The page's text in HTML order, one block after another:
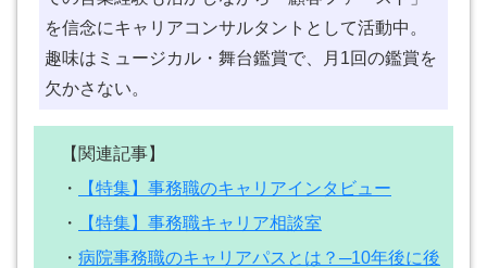
を信念にキャリアコンサルタントとして活動中。
趣味はミュージカル・舞台鑑賞で、月1回の鑑賞を
欠かさない。
【関連記事】
・
【特集】事務職のキャリアインタビュー
・
【特集】事務職キャリア相談室
・ 病院事務職のキャリアパスとは？─10年後に後